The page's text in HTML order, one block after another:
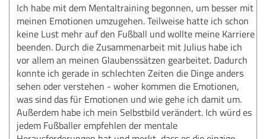
Ich habe mit dem Mentaltraining begonnen, um besser mit
meinen Emotionen umzugehen. Teilweise hatte ich schon
keine Lust mehr auf den Fußball und wollte meine Karriere
beenden. Durch die Zusammenarbeit mit Julius habe ich
vor allem an meinen Glaubenssätzen gearbeitet. Dadurch
konnte ich gerade in schlechten Zeiten die Dinge anders
sehen oder verstehen - woher kommen die Emotionen,
was sind das für Emotionen und wie gehe ich damit um.
Außerdem habe ich mein Selbstbild verändert. Ich würd es
jedem Fußballer empfehlen der mentale